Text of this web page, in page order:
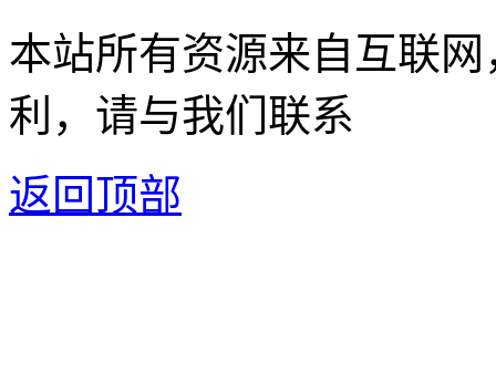
本站所有资源来自互联
利，请与我们联系
返回顶部